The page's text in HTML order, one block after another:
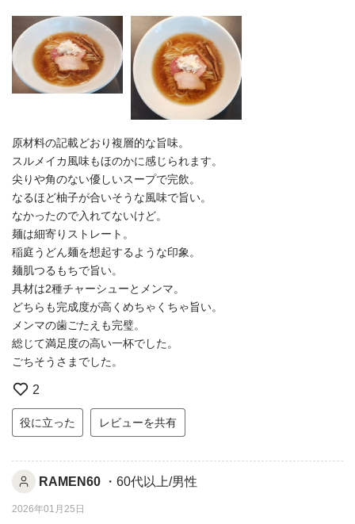
原材料の記載どおり複層的な旨味。
スルメイカ風味もほのかに感じられます。
尖りや角のない優しいスープで完飲。
なるほど柚子が合いそうな風味で旨い。
なかったので入れてないけど。
麺は細寄りストレート。
稲庭うどん麺を想起するような印象。
麺肌つるもちで旨い。
具材は2種チャーシューとメンマ。
どちらも完成度が高くめちゃくちゃ旨い。
メンマの歯ごたえも完璧。
総じて満足度の高い一杯でした。
ごちそうさまでした。
2
役に立った レビューを共有
RAMEN60 ・60代以上/男性
2026年01月25日